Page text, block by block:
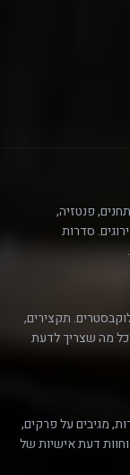
פנטזיה,
סדרות
תקצירים,
מה שצריך לדעת
מגיבים על פרקים,
דעת אישיות של